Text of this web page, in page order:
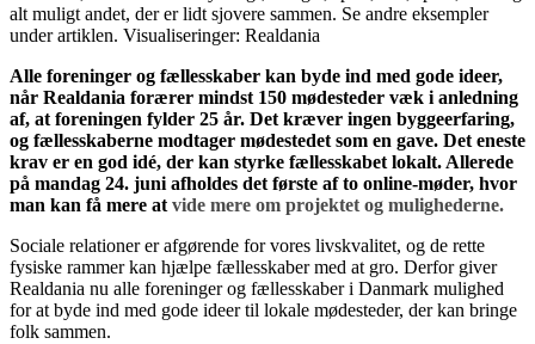
alt muligt andet, der er lidt sjovere sammen. Se andre eksempler
under artiklen. Visualiseringer: Realdania
Alle foreninger og fællesskaber kan byde ind med gode ideer,
når Realdania forærer mindst 150 mødesteder væk i anledning
af, at foreningen fylder 25 år. Det kræver ingen byggeerfaring,
og fællesskaberne modtager mødestedet som en gave. Det eneste
krav er en god idé, der kan styrke fællesskabet lokalt. Allerede
på mandag 24. juni afholdes det første af to online-møder, hvor
man kan få mere at vide mere om projektet og mulighederne.
Sociale relationer er afgørende for vores livskvalitet, og de rette
fysiske rammer kan hjælpe fællesskaber med at gro. Derfor giver
Realdania nu alle foreninger og fællesskaber i Danmark mulighed
for at byde ind med gode ideer til lokale mødesteder, der kan bringe
folk sammen.